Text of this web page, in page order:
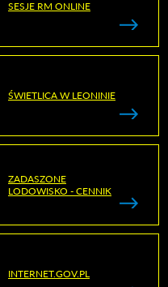
SESJE RM ONLINE
ŚWIETLICA W LEONINIE
ZADASZONE
LODOWISKO - CENNIK
INTERNET.GOV.PL